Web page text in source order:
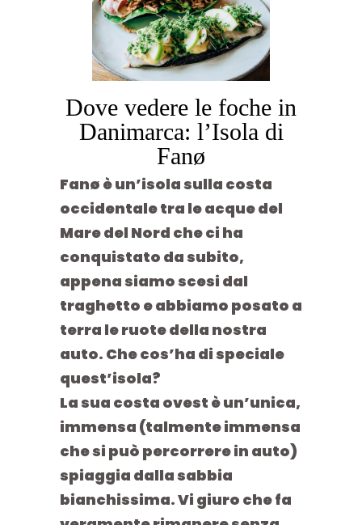
Dove vedere le foche in
Danimarca: l’Isola di
Fanø
Fanø è un’isola sulla costa
occidentale tra le acque del
Mare del Nord che ci ha
conquistato da subito,
appena siamo scesi dal
traghetto e abbiamo posato a
terra le ruote della nostra
auto. Che cos’ha di speciale
quest’isola?
La sua costa ovest è un’unica,
immensa (talmente immensa
che si può percorrere in auto)
spiaggia dalla sabbia
bianchissima. Vi giuro che fa